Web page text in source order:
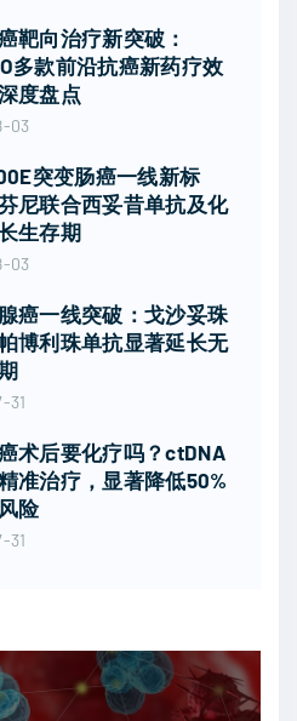
靶向治疗新突破：
多款前沿抗癌新药疗效
度盘点
03
突变肠癌一线新标
尼联合西妥昔单抗及化
生存期
03
癌一线突破：戈沙妥珠
博利珠单抗显著延长无
31
术后要化疗吗？ctDNA
准治疗，显著降低50%
险
31